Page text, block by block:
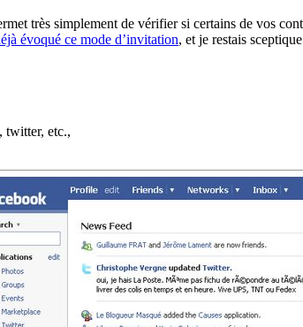
très simplement de vérifier si certains de vos
évoqué ce mode d’invitation, et je restais
twitter, etc.,